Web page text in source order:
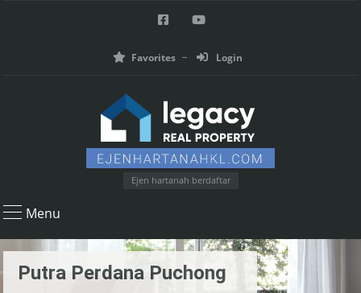
Favorites Login
Ejen hartanah berdaftar
Menu
Putra Perdana Puchong